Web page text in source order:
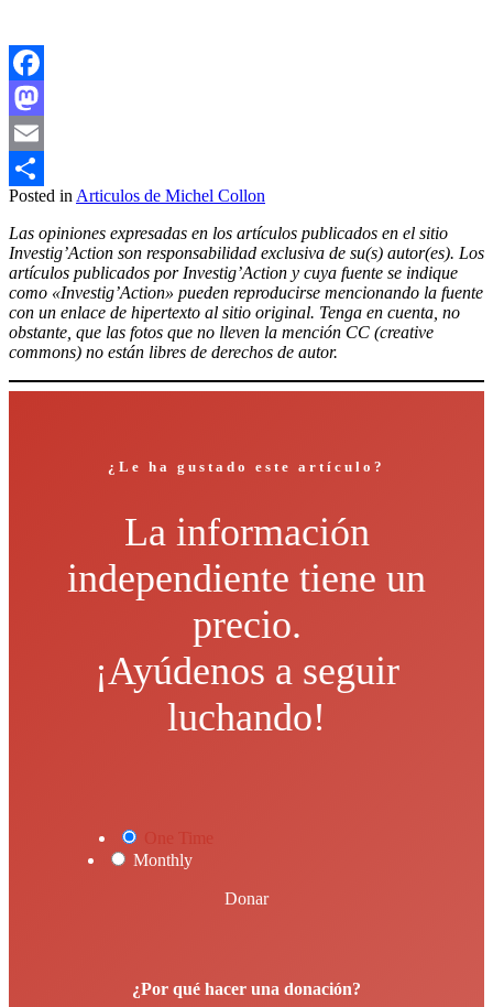
Facebook
Mastodon
Email
Compartir
Posted in Articulos de Michel Collon
Las opiniones expresadas en los artículos publicados en el sitio
Investig’Action son responsabilidad exclusiva de su(s) autor(es). Los
artículos publicados por Investig’Action y cuya fuente se indique
como «Investig’Action» pueden reproducirse mencionando la fuente
con un enlace de hipertexto al sitio original. Tenga en cuenta, no
obstante, que las fotos que no lleven la mención CC (creative
commons) no están libres de derechos de autor.
¿Le ha gustado este artículo?
La información
independiente tiene un
precio.
¡Ayúdenos a seguir
luchando!
Monthly
Donar
¿Por qué hacer una donación?